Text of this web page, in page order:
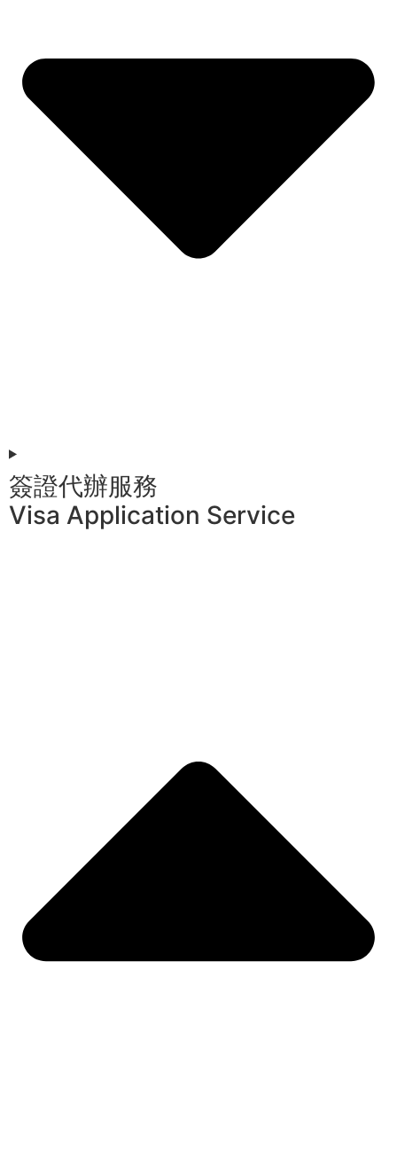
簽證代辦服務
Visa Application Service